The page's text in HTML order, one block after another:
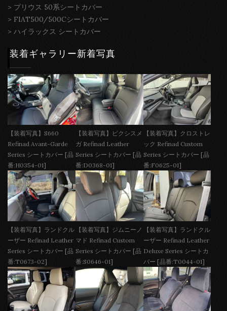
> プリウス 50系シートカバー
> FIAT500/500Cシートカバー
> ハイラックス シートカバー
装着ギャラリー新着写真
【装着写真】S660
Refinad Avant-Garde
Series シートカバー [品
番:H0354-01]
【装着写真】ピクシスメ
ガ Refinad Leather
Series シートカバー [品
番:D0368-01]
【装着写真】クロストレ
ック Refinad Custom
Series シートカバー [品
番:F0625-01]
【装着写真】ランドクル
ーザー Refinad Leather
Series シートカバー [品
番:T0673-02]
【装着写真】ジムニーノ
マド Refinad Custom
Series シートカバー [品
番:S0646-01]
【装着写真】ランドクル
ーザー Refinad Leather
Deluxe Series シートカ
バー [品番:T0044-01]